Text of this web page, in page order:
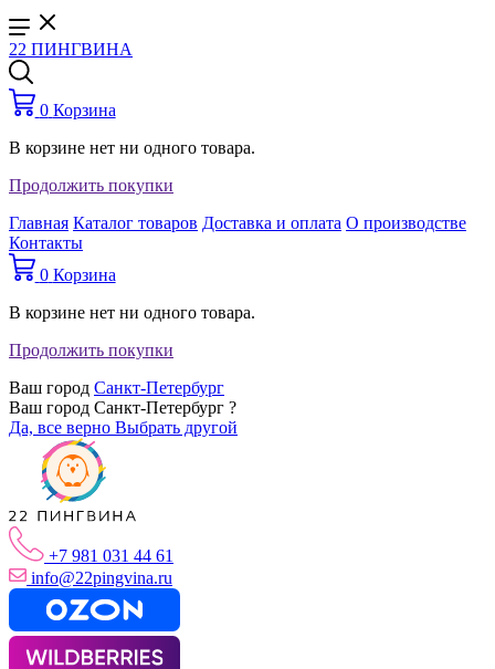
22 ПИНГВИНА
0 Корзина
В корзине нет ни одного товара.
Продолжить покупки
Главная Каталог товаров Доставка и оплата О производстве
Контакты
0 Корзина
В корзине нет ни одного товара.
Продолжить покупки
Ваш город Санкт-Петербург
Ваш город Санкт-Петербург ?
Да, все верно Выбрать другой
+7 981 031 44 61
info@22pingvina.ru